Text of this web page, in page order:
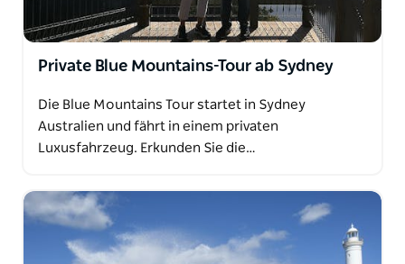
Private Blue Mountains-Tour ab Sydney
Die Blue Mountains Tour startet in Sydney
Australien und fährt in einem privaten
Luxusfahrzeug. Erkunden Sie die…